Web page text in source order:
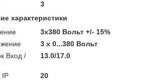
3
характеристики
3х380 Вольт +/- 15%
3 х 0...380 Вольт
Вход /
13.0/17.0
IP
20